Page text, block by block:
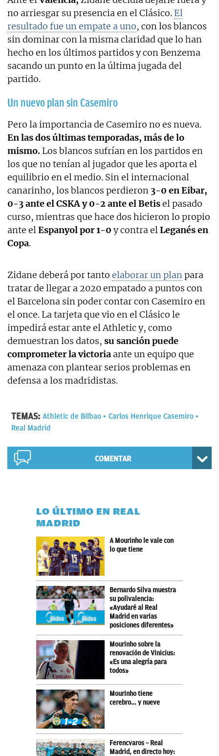
no arriesgar su presencia en el Clásico. El
resultado fue un empate a uno, con los blancos
sin dominar con la misma claridad que lo han
hecho en los últimos partidos y con Benzema
sacando un punto en la última jugada del
partido.
Un nuevo plan sin Casemiro
Pero la importancia de Casemiro no es nueva.
En las dos últimas temporadas, más de lo
mismo. Los blancos sufrían en los partidos en
los que no tenían al jugador que les aporta el
equilibrio en el medio. Sin el internacional
canarinho, los blancos perdieron 3-0 en Eibar,
0-3 ante el CSKA y 0-2 ante el Betisel pasado
curso, mientras que hace dos hicieron lo propio
ante elEspanyol por 1-0 y contra elLeganés en
Copa.
Zidane deberá por tanto elaborar un planpara
tratar de llegar a 2020 empatado a puntos con
el Barcelona sin poder contar con Casemiro en
el once. La tarjeta que vio en el Clásico le
impedirá estar ante el Athletic y, como
demuestran los datos, su sanción puede
comprometer la victoria ante un equipo que
amenaza con plantear serios problemas en
defensa a los madridistas.
TEMAS: Athletic de Bilbao
Carlos Henrique Casemiro
Real Madrid
COMENTAR
LO ÚLTIMO EN REAL
MADRID
A Mourinho le vale con
lo que tiene
Bernardo Silva muestra
su polivalencia:
«Ayudaré al Real
Madrid en varias
posiciones diferentes»
Mourinho sobre la
renovación de Vinicius:
«Es una alegría para
todos»
Mourinho tiene
cerebro… y nueve
Ferencvaros – Real
Madrid, en directo hoy: